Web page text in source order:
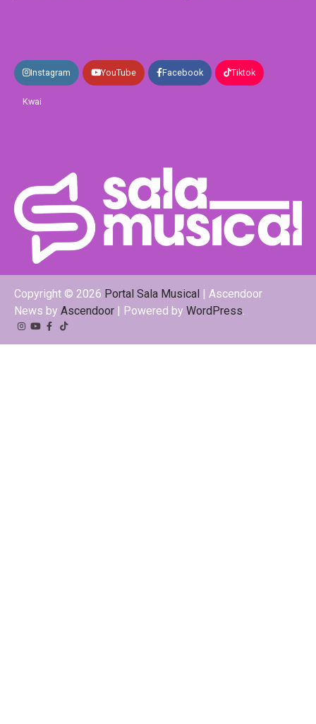
Instagram YouTube Facebook Tiktok
Kwai
Copyright © 2026 Portal Sala Musical | Ascendoor
News by Ascendoor | Powered by WordPress
Instagram
YouTube
Facebook
Tiktok